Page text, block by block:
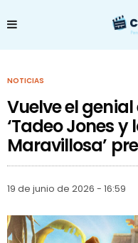
NOTICIAS
Vuelve el
‘Tadeo Jones
Maravillosa’
19 de junio de 2026 - 16:59